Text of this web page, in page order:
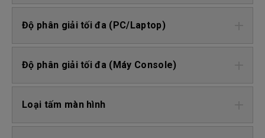
Độ phân giải tối đa (PC/Laptop)
Độ phân giải tối đa (Máy Console)
Loại tấm màn hình